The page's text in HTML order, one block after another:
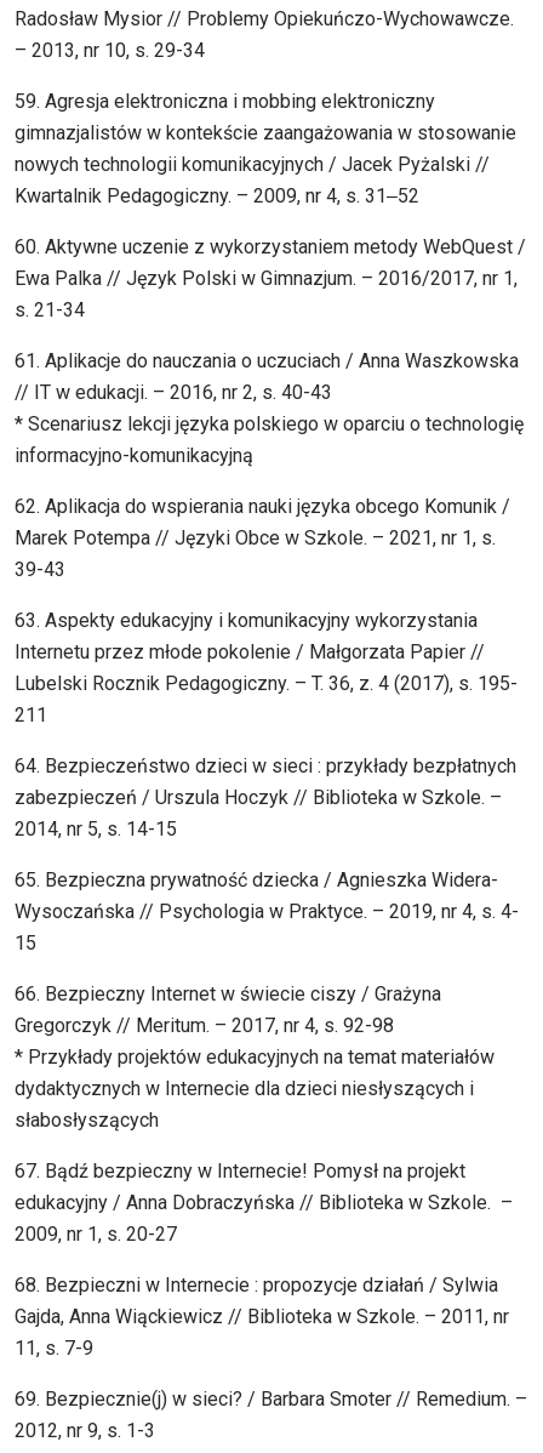
Radosław Mysior // Problemy Opiekuńczo-Wychowawcze.
– 2013, nr 10, s. 29-34
59. Agresja elektroniczna i mobbing elektroniczny
gimnazjalistów w kontekście zaangażowania w stosowanie
nowych technologii komunikacyjnych / Jacek Pyżalski //
Kwartalnik Pedagogiczny. – 2009, nr 4, s. 31‒52
60. Aktywne uczenie z wykorzystaniem metody WebQuest /
Ewa Palka // Język Polski w Gimnazjum. – 2016/2017, nr 1,
s. 21-34
61. Aplikacje do nauczania o uczuciach / Anna Waszkowska
// IT w edukacji. – 2016, nr 2, s. 40-43
* Scenariusz lekcji języka polskiego w oparciu o technologię
informacyjno-komunikacyjną
62. Aplikacja do wspierania nauki języka obcego Komunik /
Marek Potempa // Języki Obce w Szkole. – 2021, nr 1, s.
39-43
63. Aspekty edukacyjny i komunikacyjny wykorzystania
Internetu przez młode pokolenie / Małgorzata Papier //
Lubelski Rocznik Pedagogiczny. – T. 36, z. 4 (2017), s. 195-
211
64. Bezpieczeństwo dzieci w sieci : przykłady bezpłatnych
zabezpieczeń / Urszula Hoczyk // Biblioteka w Szkole. –
2014, nr 5, s. 14-15
65. Bezpieczna prywatność dziecka / Agnieszka Widera-
Wysoczańska // Psychologia w Praktyce. – 2019, nr 4, s. 4-
15
66. Bezpieczny Internet w świecie ciszy / Grażyna
Gregorczyk // Meritum. – 2017, nr 4, s. 92-98
* Przykłady projektów edukacyjnych na temat materiałów
dydaktycznych w Internecie dla dzieci niesłyszących i
słabosłyszących
67. Bądź bezpieczny w Internecie! Pomysł na projekt
edukacyjny / Anna Dobraczyńska // Biblioteka w Szkole. –
2009, nr 1, s. 20-27
68. Bezpieczni w Internecie : propozycje działań / Sylwia
Gajda, Anna Wiąckiewicz // Biblioteka w Szkole. – 2011, nr
11, s. 7-9
69. Bezpiecznie(j) w sieci? / Barbara Smoter // Remedium. –
2012, nr 9, s. 1-3